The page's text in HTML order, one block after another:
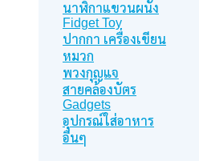
นาฬิกาแขวนผนัง
Fidget Toy
ปากกา เครื่องเขียน
หมวก
พวงกุญแจ
สายคล้องบัตร
Gadgets
อุปกรณ์ใส่อาหาร
อื่นๆ